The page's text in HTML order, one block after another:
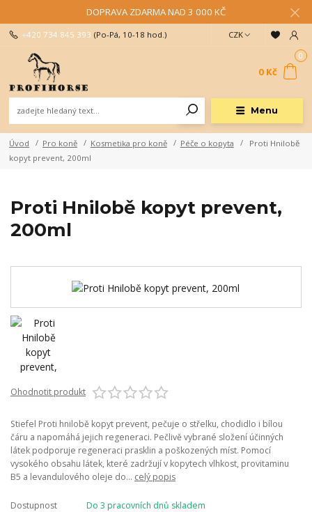
DOPRAVA ZDARMA NAD 3 000 KČ
Menu
CZK
+420 734 845 393 (Po-Pá, 10-18 hod.)
0
0 Kč
Úvod Pro koně Kosmetika pro koně Péče o kopyta
Proti Hnilobě
kopyt prevent, 200ml
Proti Hnilobě kopyt prevent,
200ml
Ohodnotit produkt
Stiefel Proti hnilobě kopyt prevent, pečuje o střelku, chodidlo i bílou
čáru a napomáhá jejich regeneraci. Pečlivě vybrané složení účinných
látek podporuje regeneraci prasklin a poškozených míst. Pomocí
vysokého obsahu látek, které zadržují v kopytech vlhkost, provitaminu
B5 a levandulového oleje do... celý popis
Dostupnost Do 3 pracovních dnů skladem